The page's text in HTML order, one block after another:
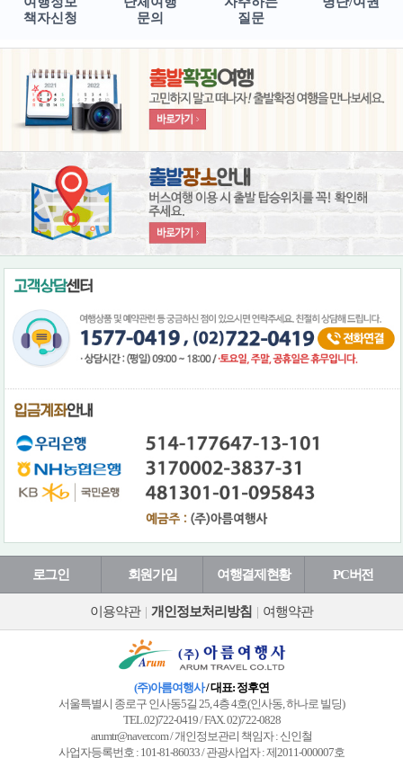
책자신청
문의
질문
로그인 회원가입 여행결제현황 PC버전
이용약관 | 개인정보처리방침 | 여행약관
(주)아름여행사/ 대표: 정후연
서울특별시 종로구 인사동5길 25, 4층 4호(인사동, 하나로 빌딩)
TEL.02)722-0419 / FAX. 02)722-0828
arumtr@naver.com / 개인정보관리 책임자 : 신인철
사업자등록번호 : 101-81-86033 / 관광사업자 : 제2011-000007호